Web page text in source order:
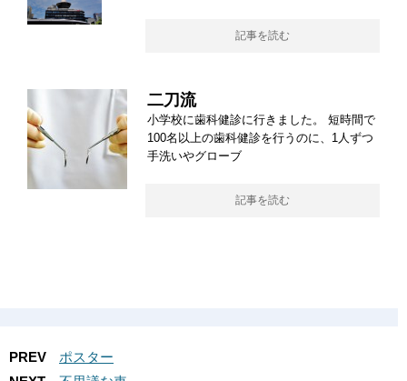
記事を読む
二刀流
小学校に歯科健診に行きました。 短時間で
100名以上の歯科健診を行うのに、1人ずつ
手洗いやグローブ
記事を読む
PREV
ポスター